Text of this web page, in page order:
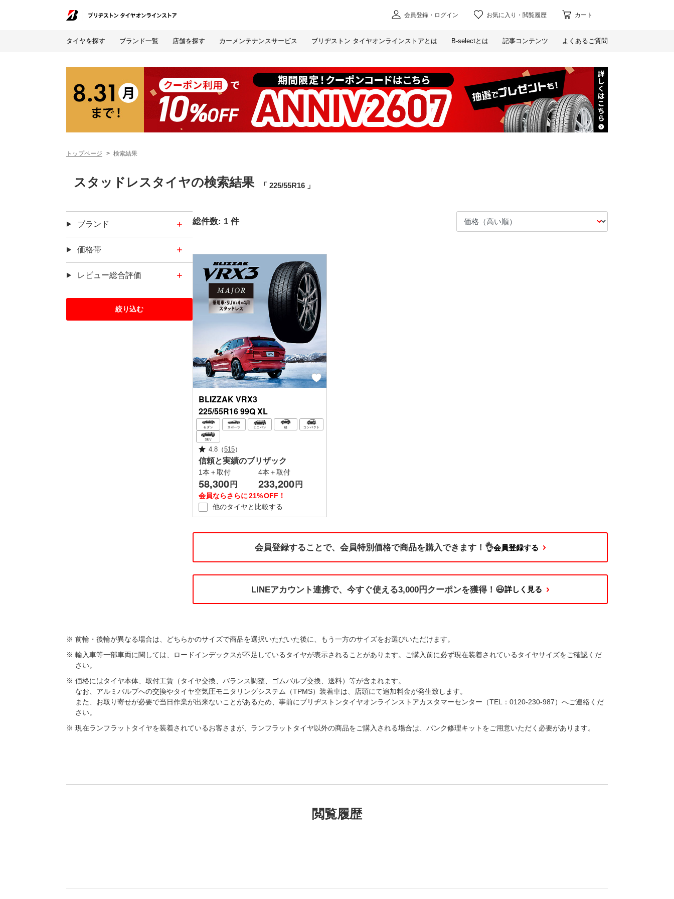
会員登録・ログイン お気に入り ・ 閲覧履歴 カート
タイヤを探す ブランド一覧 店舗を探す カー メンテナンスサービス ブリヂストン タイヤオンラインストアとは B-selectとは 記事コンテンツ よくあるご質問
トップページ 検索結果
スタッドレスタイヤの検索結果 225/55R16
タイヤ
ブランド
価格帯
レビュー総合評価
この内容で
絞り込む
総件数: 1 件
BLIZZAKVRX3
225/55R16 99Q XL
4.8（515）
信頼と実績のブリザック
1本＋取付
58,300 円
4本＋取付
233,200 円
会員ならさらに21%OFF！
他のタイヤと 比較する
会員登録することで、 会員特別価格で商品を購入できます！👌会員登録する
LINEアカウント連携で、 今すぐ使える3,000円クーポンを獲得！😃詳しく見る
前輪・後輪が異なる場合は、どちらかのサイズで商品を選択いただいた後に、もう一方のサイズをお選びいただけます。​
輸入車等一部車両に関しては、ロードインデックスが不足しているタイヤが表示されることがあります。ご購入前に必ず現在装着されているタイヤサイズをご確認くだ
さい。
価格にはタイヤ本体、取付工賃（タイヤ交換、バランス調整、ゴムバルブ交換、送料）等が含まれます。
なお、アルミバルブへの交換やタイヤ空気圧モニタリングシステム（TPMS）装着車は、店頭にて追加料金が発生致します。
また、お取り寄せが必要で当日作業が出来ないことがあるため、事前にブリヂストンタイヤオンラインストアカスタマーセンター（TEL：0120-230-987）へご連絡くだ
さい。
現在ランフラットタイヤを装着されているお客さまが、ランフラットタイヤ以外の商品をご購入される場合は、パンク修理キットをご用意いただく必要があります。
閲覧履歴